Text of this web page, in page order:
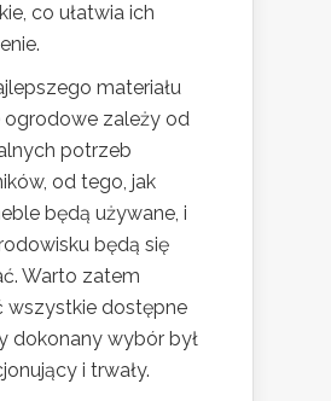
co ułatwia ich
materiału
ogrodowe zależy od
potrzeb
od tego, jak
będą używane, i
będą się
Warto zatem
wszystkie dostępne
dokonany wybór był
i trwały.